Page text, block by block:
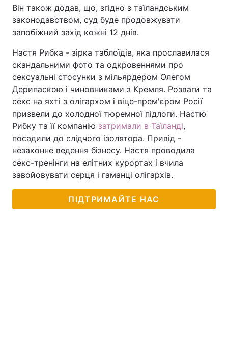
Він також додав, що, згідно з таїландським
законодавством, суд буде продовжувати
запобіжний захід кожні 12 днів.
Настя Рибка - зірка таблоїдів, яка прославилася
скандальними фото та одкровеннями про
сексуальні стосунки з мільярдером Олегом
Дерипаскою і чиновниками з Кремля. Розваги та
секс на яхті з олігархом і віце-прем'єром Росії
призвели до холодної тюремної підлоги. Настю
Рибку та її компанію затримали в Таїланді,
посадили до слідчого ізолятора. Привід -
незаконне ведення бізнесу. Настя проводила
секс-тренінги на елітних курортах і вчила
завойовувати серця і гаманці олігархів.
ПІДТРИМАЙТЕ НАС